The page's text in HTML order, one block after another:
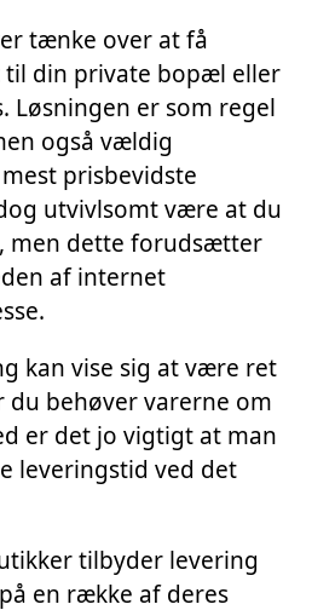
tænke over at få
din private bopæl eller
Løsningen er som regel
også vældig
prisbevidste
utvivlsomt være at du
men dette forudsætter
af internet
kan vise sig at være ret
behøver varerne om
er det jo vigtigt at man
leveringstid ved det
tilbyder levering
en række af deres